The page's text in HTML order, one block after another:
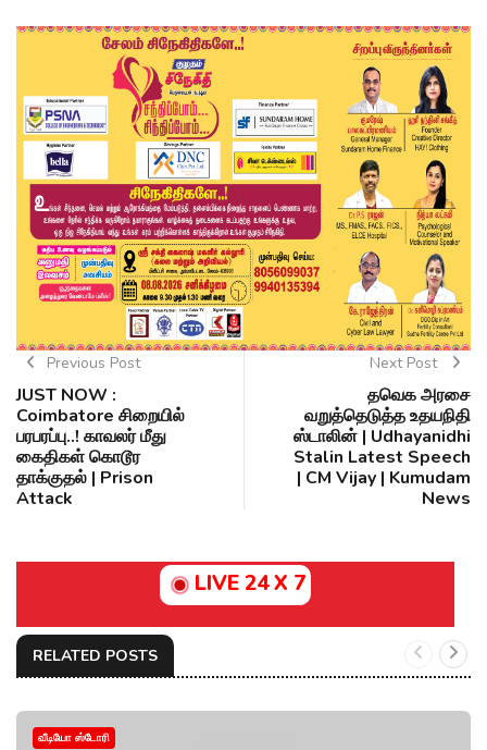
Previous Post
JUST NOW :
Coimbatore சிறையில்
பரபரப்பு..! காவலர் மீது
கைதிகள் கொடூர
தாக்குதல் | Prison
Attack
Next Post
தவெக அரசை
வறுத்தெடுத்த உதயநிதி
ஸ்டாலின் | Udhayanidhi
Stalin Latest Speech
| CM Vijay | Kumudam
News
LIVE 24 X 7
RELATED POSTS
வீடியோ ஸ்டோரி